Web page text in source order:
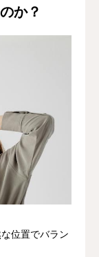
か？
位置でバラン